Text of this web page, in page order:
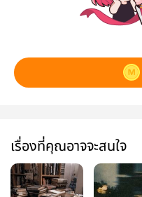
เรื่องที่คุณอาจจะสนใจ